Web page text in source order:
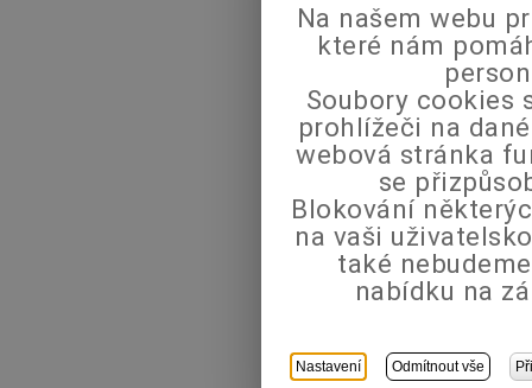
Na našem webu
které nám
Soubory cookies
prohlížeči na
webová stránka
se
Blokování
na vaši
také
nabídku na
Nastavení Odmítnout vše